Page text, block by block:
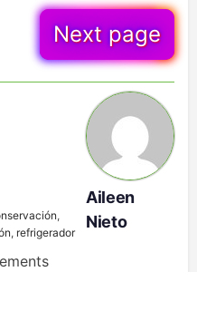
Next page
,
, refrigerador
Aileen
Nieto